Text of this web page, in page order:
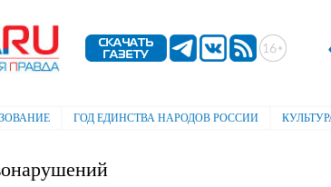
содержанию
ГОД ЕДИНСТВА НАРОДОВ РОССИИ